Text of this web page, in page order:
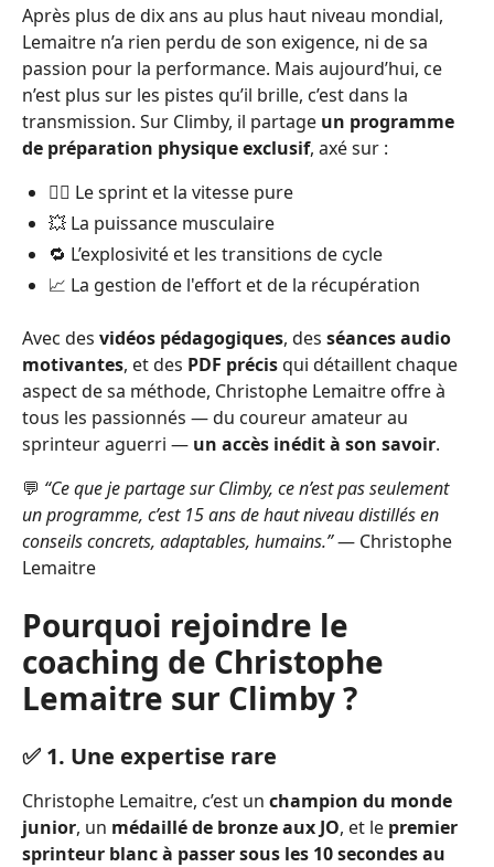
Après plus de dix ans au plus haut niveau mondial,
Lemaitre n’a rien perdu de son exigence, ni de sa
passion pour la performance. Mais aujourd’hui, ce
n’est plus sur les pistes qu’il brille, c’est dans la
transmission. Sur Climby, il partage un programme
de préparation physique exclusif, axé sur :
🏃‍♂️ Le sprint et la vitesse pure
💥 La puissance musculaire
🔁 L’explosivité et les transitions de cycle
📈 La gestion de l'effort et de la récupération
Avec des vidéos pédagogiques, des séances audio
motivantes, et des PDF précisqui détaillent chaque
aspect de sa méthode, Christophe Lemaitre offre à
tous les passionnés — du coureur amateur au
sprinteur aguerri — un accès inédit à son savoir.
💬 “Ce que je partage sur Climby, ce n’est pas seulement
un programme, c’est 15 ans de haut niveau distillés en
conseils concrets, adaptables, humains.”— Christophe
Lemaitre
Pourquoi rejoindre le
coaching de Christophe
Lemaitre sur Climby ?
✅ 1. Une expertise rare
Christophe Lemaitre, c’est un champion du monde
junior, un médaillé de bronze aux JO, et le premier
sprinteur blanc à passer sous les 10 secondes au